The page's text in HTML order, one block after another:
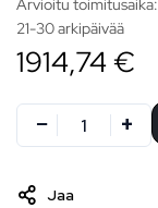
Arvioitu toimitusaika:
21-30 arkipäivää
1914,74 €
Jaa